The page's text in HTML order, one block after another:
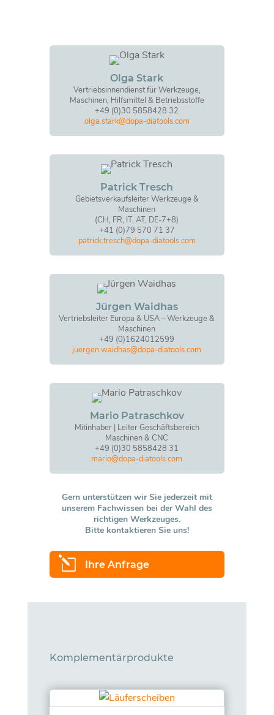
Olga Stark
Vertriebsinnendienst für Werkzeuge,
Maschinen, Hilfsmittel & Betriebsstoffe
+49 (0)30 5858428 32
olga.stark@dopa-diatools.com
Patrick Tresch
Gebietsverkaufsleiter Werkzeuge &
Maschinen
(CH, FR, IT, AT, DE-7+8)
+41 (0)79 570 71 37
patrick.tresch@dopa-diatools.com
Jürgen Waidhas
Vertriebsleiter Europa & USA – Werkzeuge &
Maschinen
+49 (0)1624012599
juergen.waidhas@dopa-diatools.com
Mario Patraschkov
Mitinhaber | Leiter Geschäftsbereich
Maschinen & CNC
+49 (0)30 5858428 31
mario@dopa-diatools.com
Gern unterstützen wir Sie jederzeit mit
unserem Fachwissen bei der Wahl des
richtigen Werkzeuges.
Bitte kontaktieren Sie uns!
l Ihre Anfrage
Komplementärprodukte